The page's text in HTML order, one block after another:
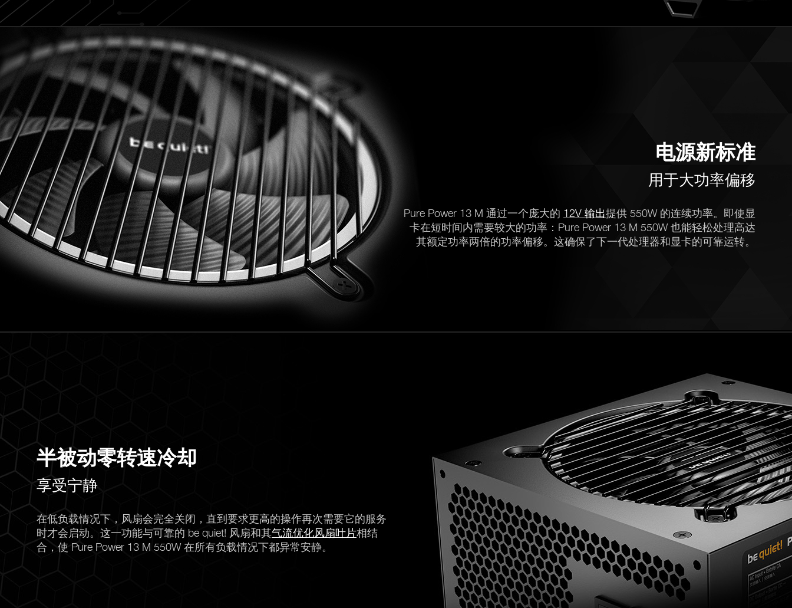
电源新标准
用于大功率偏移
Pure Power 13 M 通过一个庞大的 12V 输出提供 550W 的连续功率。即使显
卡在短时间内需要较大的功率：Pure Power 13 M 550W 也能轻松处理高达
其额定功率两倍的功率偏移。这确保了下一代处理器和显卡的可靠运转。
半被动零转速冷却
享受宁静
在低负载情况下，风扇会完全关闭，直到要求更高的操作再次需要它的服务
时才会启动。这一功能与可靠的 be quiet! 风扇和其气流优化风扇叶片相结
合，使 Pure Power 13 M 550W 在所有负载情况下都异常安静。